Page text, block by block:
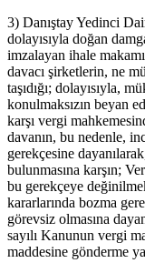
3) Danıştay Yedinci
dolayısıyla doğan
imzalayan ihale
davacı şirketlerin, ne
taşıdığı; dolayısıyla,
konulmaksızın beyan
karşı vergi
davanın, bu nedenle,
gerekçesine
bulunmasına karşın;
bu gerekçeye
kararlarında bozma
görevsiz olmasına
sayılı Kanunun vergi
maddesine gönderme